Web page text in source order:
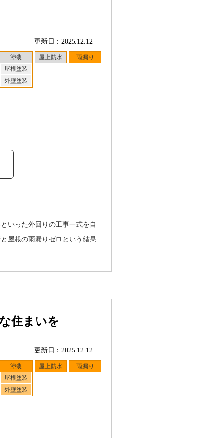
更新日：2025.12.12
塗装
屋根塗装
外壁塗装
屋上防水 雨漏り
いった外回りの工事一式を自
屋根の雨漏りゼロという結果
住まいを
更新日：2025.12.12
塗装
屋根塗装
外壁塗装
屋上防水 雨漏り